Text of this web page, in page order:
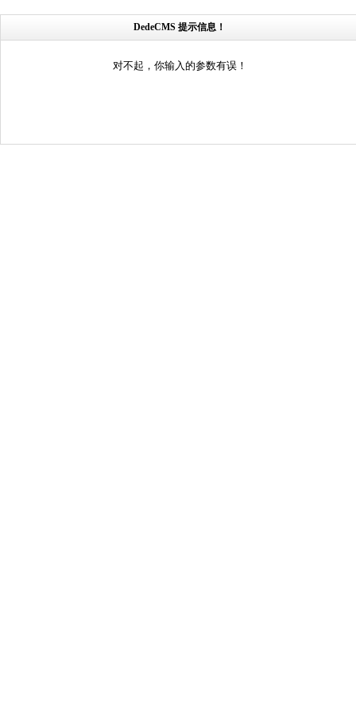
DedeCMS 提示信息！
对不起，你输入的参数有误！